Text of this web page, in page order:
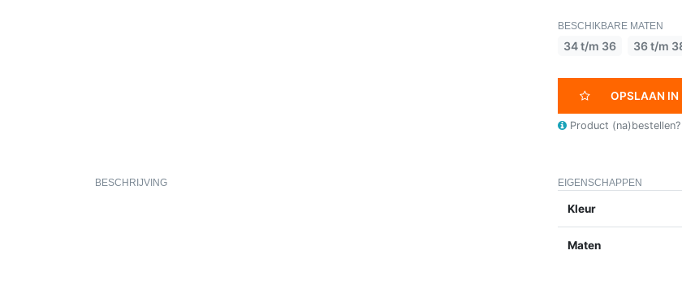
BESCHIKBARE MATEN
34 t/m 36 36 t/m
OPSLAAN IN
Product (na)bestellen?
BESCHRIJVING EIGENSCHAPPEN
Kleur
Maten